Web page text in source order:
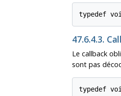
typedef
47.6.4.3.
Le callback
sont pas
typedef